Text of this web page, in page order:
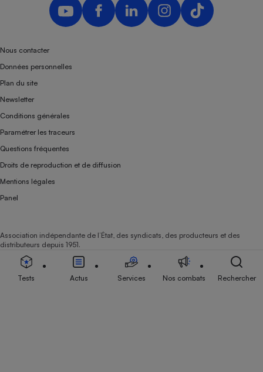
Nous contacter
Données personnelles
Plan du site
Newsletter
Conditions générales
Paramétrer les traceurs
Questions fréquentes
Droits de reproduction et de diffusion
Mentions légales
Panel
Association indépendante de l’État, des syndicats, des producteurs et des
distributeurs depuis 1951.
Tests Actus Services Nos combats Rechercher